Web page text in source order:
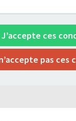
J’accepte ces
pas ces